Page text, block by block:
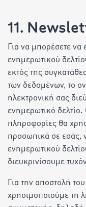
11.
Για να μπορέσετε
ενημερωτικού
εκτός της
των δεδομένων, το
ηλεκτρονική σας
ενημερωτικό
πληροφορίες θα
προσωπικά σε εσάς,
ενημερωτικού
διευκρινίσουμε
Για την αποστολή
χρησιμοποιούμε τη